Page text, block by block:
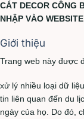
CÁT DECOR CÔNG
NHẬP VÀO
Giới thiệu
Trang web này được
xử lý nhiều loại dữ
tin liên quan đến du
ngày của họ. Do đó,